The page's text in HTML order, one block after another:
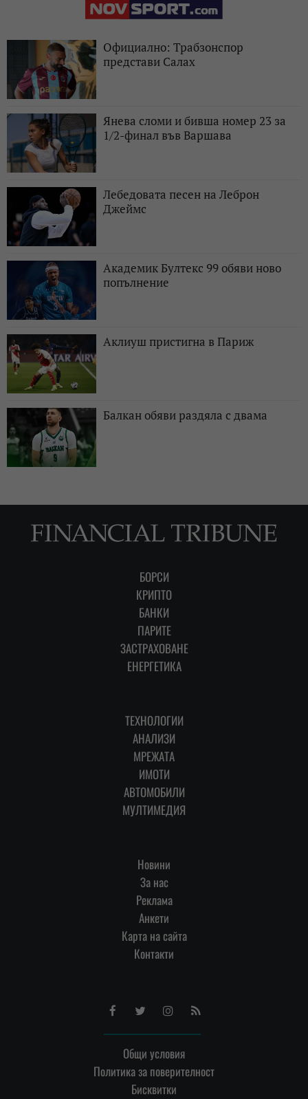
Официално: Трабзонспор
представи Салах
Янева сломи и бивша номер 23 за
1/2-финал във Варшава
Лебедовата песен на Леброн
Джеймс
Академик Бултекс 99 обяви ново
попълнение
Аклиуш пристигна в Париж
Балкан обяви раздяла с двама
БОРСИ
КРИПТО
БАНКИ
ПАРИТЕ
ЗАСТРАХОВАНЕ
ЕНЕРГЕТИКА
ТЕХНОЛОГИИ
АНАЛИЗИ
МРЕЖАТА
ИМОТИ
АВТОМОБИЛИ
МУЛТИМЕДИЯ
Новини
За нас
Реклама
Анкети
Карта на сайта
Контакти
FacebookTwitterInstagram
RSS
Общи условия
Политика за поверителност
Бисквитки